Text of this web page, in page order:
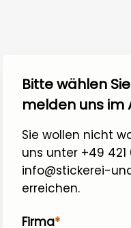
Bitte wählen
melden uns im
Sie wollen nicht
uns unter +49
info@stickerei-
erreichen.
Firma